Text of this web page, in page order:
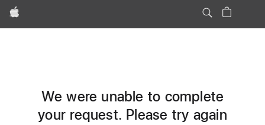
Apple
We were unable to complete
your request. Please try again